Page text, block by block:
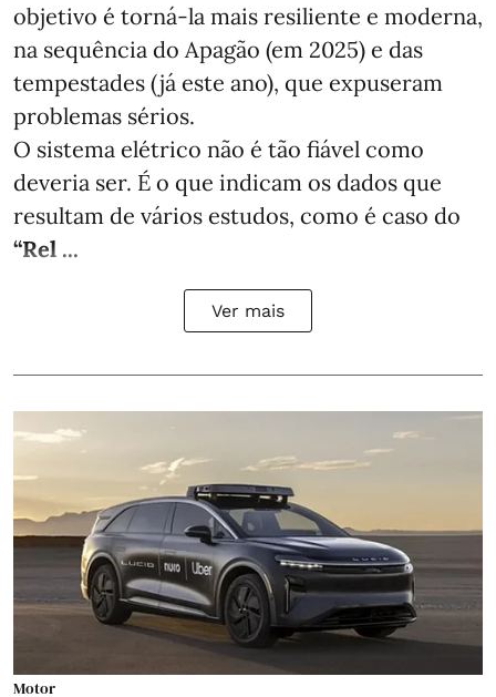
objetivo é torná-la mais resiliente e moderna,
na sequência do Apagão (em 2025) e das
tempestades (já este ano), que expuseram
problemas sérios.
O sistema elétrico não é tão fiável como
deveria ser. É o que indicam os dados que
resultam de vários estudos, como é caso do
“Rel ...
Ver mais
Motor